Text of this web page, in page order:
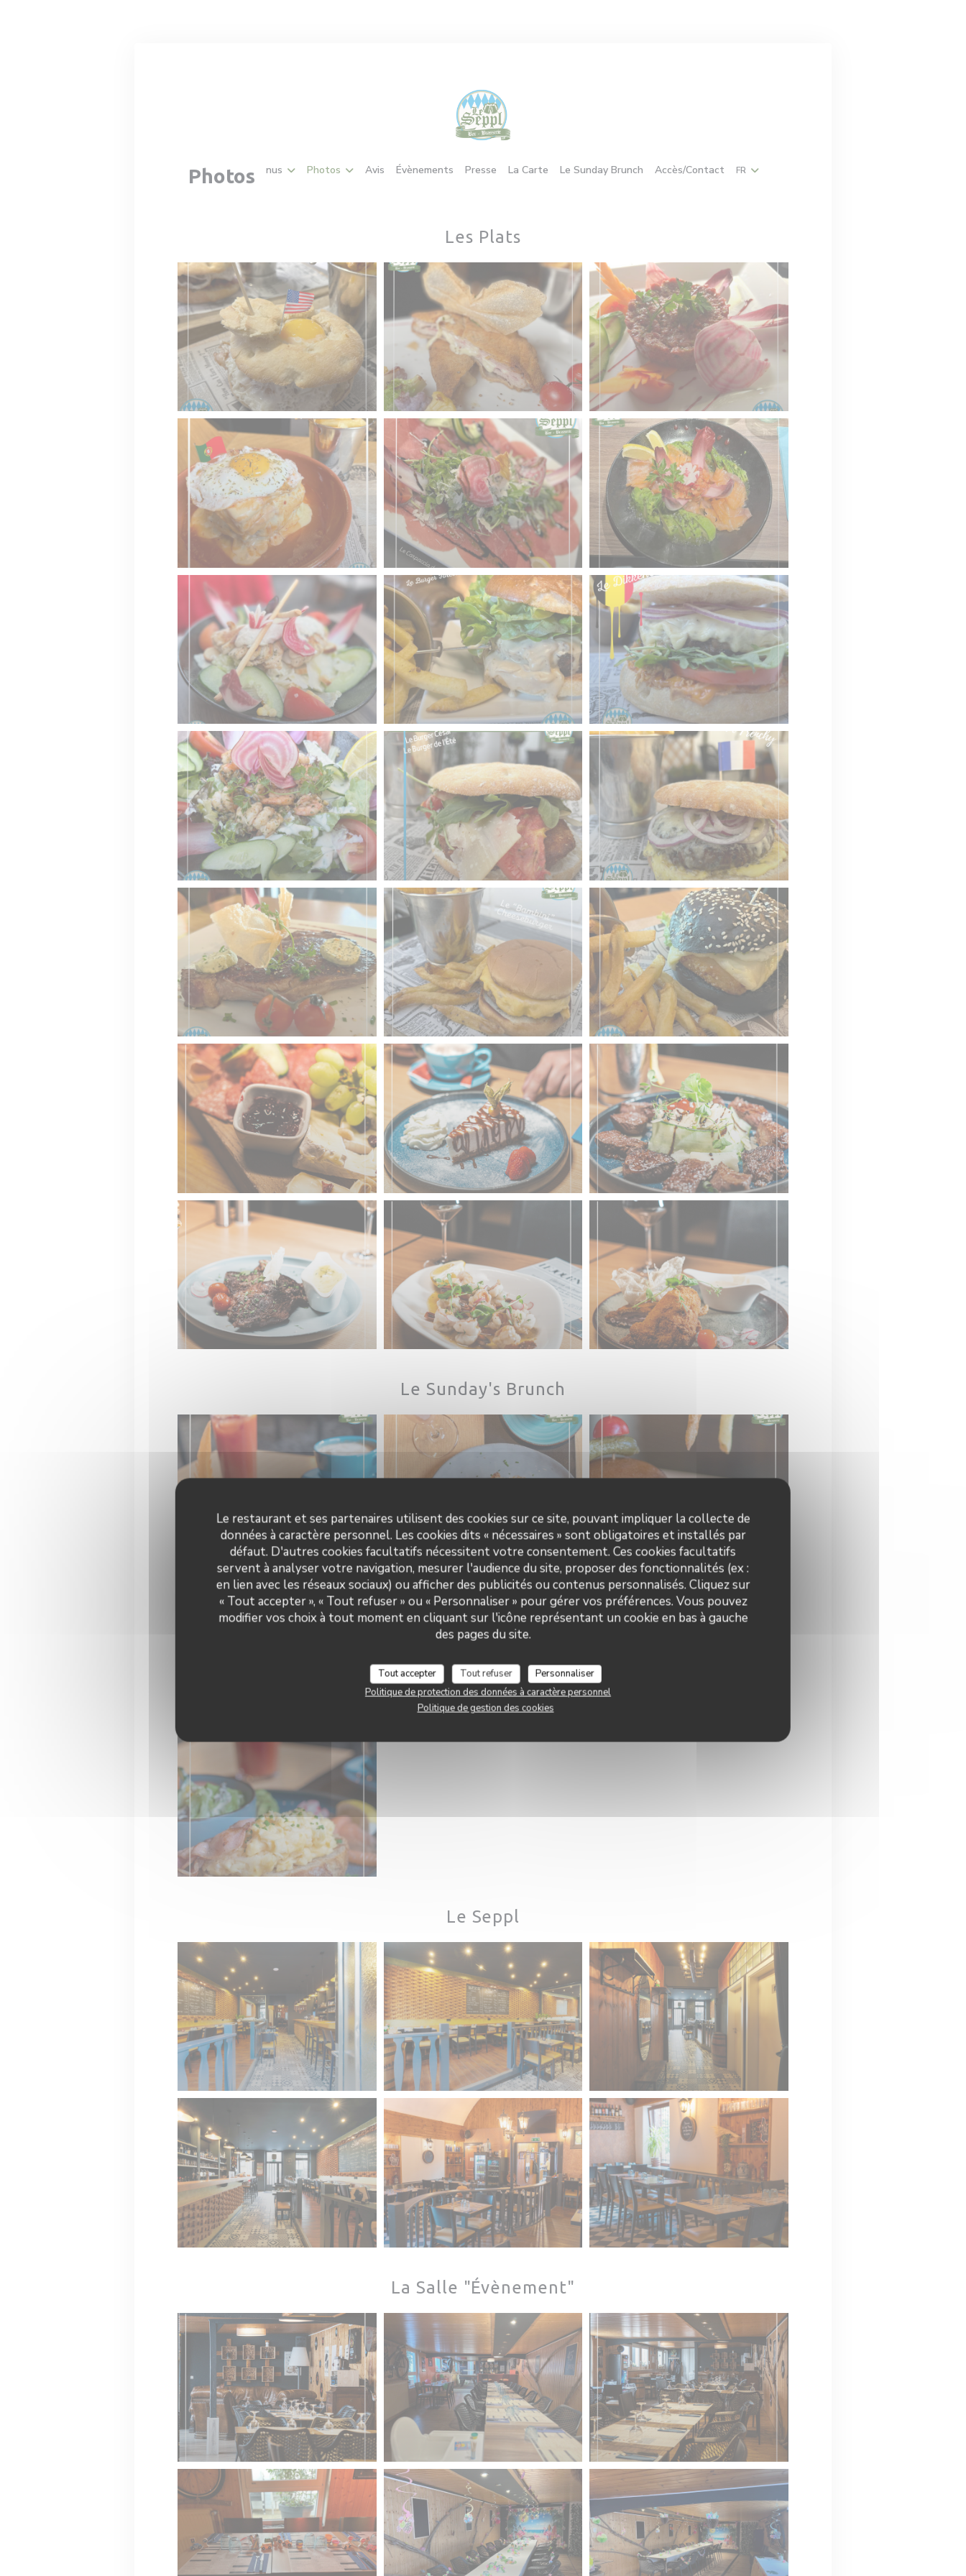
Le restaurant et ses partenaires utilisent des cookies sur ce site, pouvant impliquer la collecte de
données à caractère personnel. Les cookies dits « nécessaires » sont obligatoires et installés par
défaut. D'autres cookies facultatifs nécessitent votre consentement. Ces cookies facultatifs
servent à analyser votre navigation, mesurer l'audience du site, proposer des fonctionnalités (ex :
en lien avec les réseaux sociaux) ou afficher des publicités ou contenus personnalisés. Cliquez sur
« Tout accepter », « Tout refuser » ou « Personnaliser » pour gérer vos préférences. Vous pouvez
modifier vos choix à tout moment en cliquant sur l'icône représentant un cookie en bas à gauche
des pages du site.
Tout accepter Tout refuser
Personnaliser
Politique de protection des données à caractère personnel
Politique de gestion des cookies
Cartes & Menus Photos Avis Évènements Presse La Carte((ouvre une nouvelle fenêtre))
Le Sunday Brunch((ouvre une nouvelle fenêtre))
Accès/Contact FR
Photos
Les Plats
Le Sunday's Brunch
Le Seppl
La Salle "Évènement"